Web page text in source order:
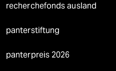
recherchefonds ausland
panterstiftung
panterpreis 2026